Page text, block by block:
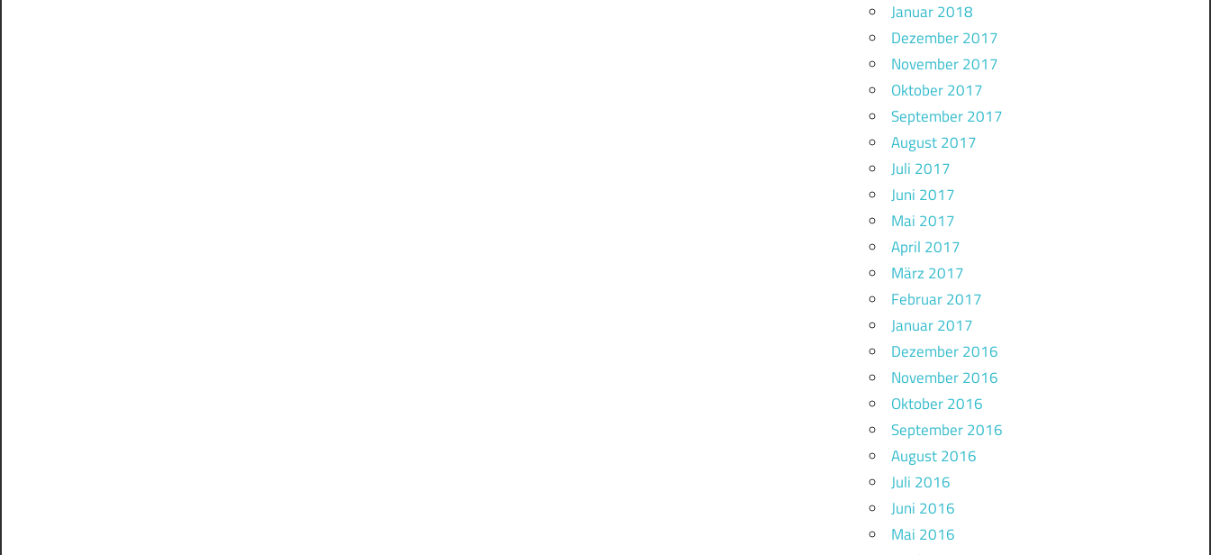
Januar 2018
Dezember 2017
November 2017
Oktober 2017
September 2017
August 2017
Juli 2017
Juni 2017
Mai 2017
April 2017
März 2017
Februar 2017
Januar 2017
Dezember 2016
November 2016
Oktober 2016
September 2016
August 2016
Juli 2016
Juni 2016
Mai 2016